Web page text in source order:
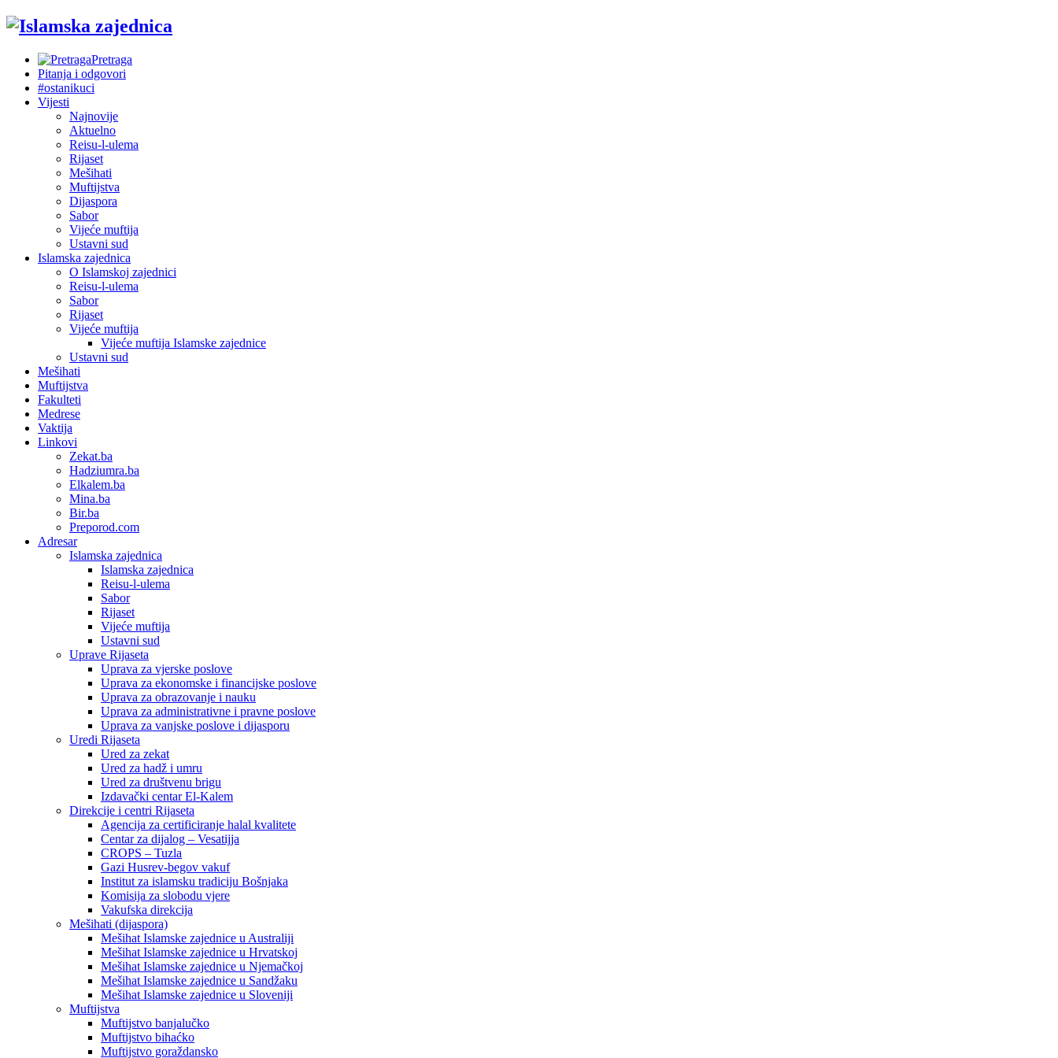
Pretraga
Pitanja i odgovori
#ostanikuci
Vijesti
Najnovije
Aktuelno
Reisu-l-ulema
Rijaset
Mešihati
Muftijstva
Dijaspora
Sabor
Vijeće muftija
Ustavni sud
Islamska zajednica
O Islamskoj zajednici
Reisu-l-ulema
Sabor
Rijaset
Vijeće muftija
Vijeće muftija Islamske zajednice
Ustavni sud
Mešihati
Muftijstva
Fakulteti
Medrese
Vaktija
Linkovi
Zekat.ba
Hadziumra.ba
Elkalem.ba
Mina.ba
Bir.ba
Preporod.com
Adresar
Islamska zajednica
Islamska zajednica
Reisu-l-ulema
Sabor
Rijaset
Vijeće muftija
Ustavni sud
Uprave Rijaseta
Uprava za vjerske poslove
Uprava za ekonomske i financijske poslove
Uprava za obrazovanje i nauku
Uprava za administrativne i pravne poslove
Uprava za vanjske poslove i dijasporu
Uredi Rijaseta
Ured za zekat
Ured za hadž i umru
Ured za društvenu brigu
Izdavački centar El-Kalem
Direkcije i centri Rijaseta
Agencija za certificiranje halal kvalitete
Centar za dijalog – Vesatijja
CROPS – Tuzla
Gazi Husrev-begov vakuf
Institut za islamsku tradiciju Bošnjaka
Komisija za slobodu vjere
Vakufska direkcija
Mešihati (dijaspora)
Mešihat Islamske zajednice u Australiji
Mešihat Islamske zajednice u Hrvatskoj
Mešihat Islamske zajednice u Njemačkoj
Mešihat Islamske zajednice u Sandžaku
Mešihat Islamske zajednice u Sloveniji
Muftijstva
Muftijstvo banjalučko
Muftijstvo bihaćko
Muftijstvo goraždansko